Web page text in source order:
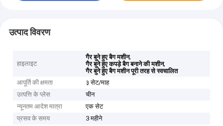
उत्पाद विवरण
हाइलाइट
गैर बुने हुए बैग मशीन,
गैर बुने हुए कपड़े बैग बनाने की मशीन,
गैर बुने हुए बैग मशीन पूरी तरह से स्वचालित
आपूर्ति की क्षमता
३ सेट/माह
उत्पत्ति के प्लेस
चीन
न्यूनतम आदेश मात्रा
एक सेट
प्रसव के समय
3 महीने